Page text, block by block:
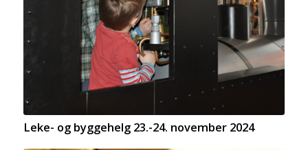
Leke- og byggehelg 23.-24. november 2024